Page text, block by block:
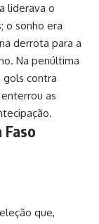
liderava o
o sonho era
derrota para a
Na penúltima
gols contra
as
Faso
que,